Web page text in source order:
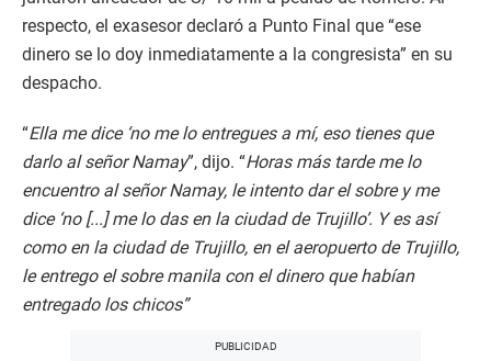
respecto, el exasesor declaró a Punto Final que “ese
dinero se lo doy inmediatamente a la congresista” en su
despacho.
“Ella me dice ‘no me lo entregues a mí, eso tienes que
darlo al señor Namay”, dijo. “Horas más tarde me lo
encuentro al señor Namay, le intento dar el sobre y me
dice ‘no [...] me lo das en la ciudad de Trujillo’. Y es así
como en la ciudad de Trujillo, en el aeropuerto de Trujillo,
le entrego el sobre manila con el dinero que habían
entregado los chicos”